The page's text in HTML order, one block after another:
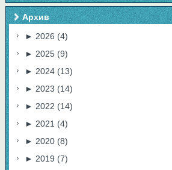
Архив
►2026 (4)
►2025 (9)
►2024 (13)
►2023 (14)
►2022 (14)
►2021 (4)
►2020 (8)
►2019 (7)